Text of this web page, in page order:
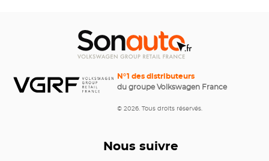
N°1 des distributeurs
du groupe Volkswagen France
© 2026. Tous droits réservés.
Nous suivre